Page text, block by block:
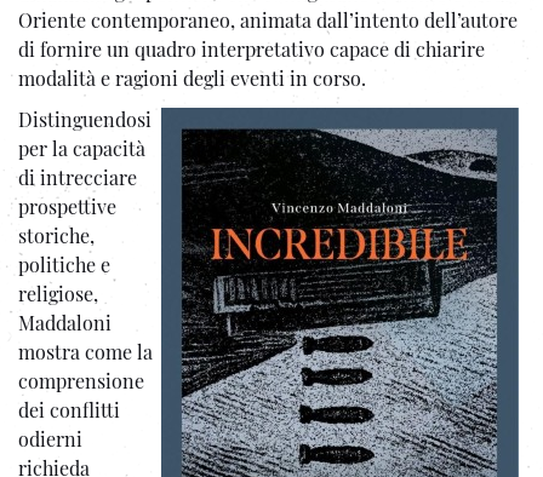
Oriente contemporaneo, animata dall’intento dell’autore
di fornire un quadro interpretativo capace di chiarire
modalità e ragioni degli eventi in corso.
Distinguendosi
per la capacità
di intrecciare
prospettive
storiche,
politiche e
religiose,
Maddaloni
mostra come la
comprensione
dei conflitti
odierni
richieda